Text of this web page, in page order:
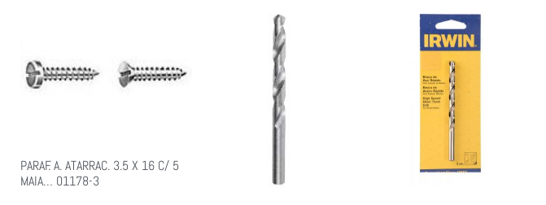
PARAF. A. ATARRAC. 3.5 X 16 C/ 5
MAIA… 01178-3